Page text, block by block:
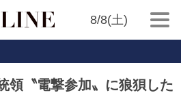
8/8(土)
領〝電撃参加〟に狼狽した